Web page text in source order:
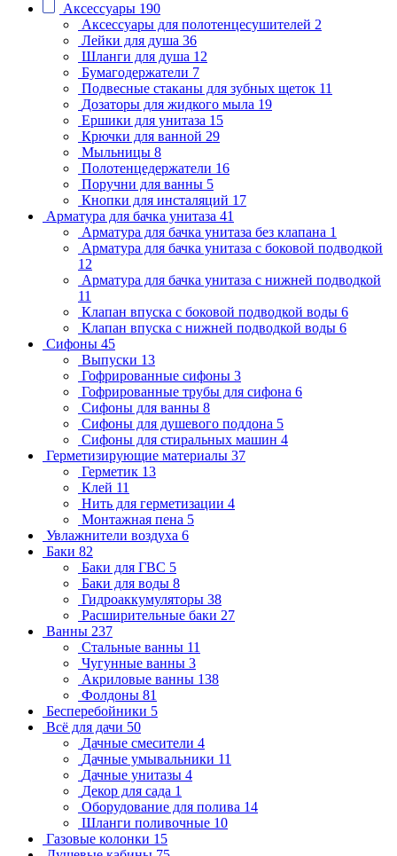
Аксессуары 190
Аксессуары для полотенцесушителей 2
Лейки для душа 36
Шланги для душа 12
Бумагодержатели 7
Подвесные стаканы для зубных щеток 11
Дозаторы для жидкого мыла 19
Ершики для унитаза 15
Крючки для ванной 29
Мыльницы 8
Полотенцедержатели 16
Поручни для ванны 5
Кнопки для инсталяций 17
Арматура для бачка унитаза 41
Арматура для бачка унитаза без клапана 1
Арматура для бачка унитаза с боковой подводкой
12
Арматура для бачка унитаза с нижней подводкой
11
Клапан впуска с боковой подводкой воды 6
Клапан впуска с нижней подводкой воды 6
Сифоны 45
Выпуски 13
Гофрированные сифоны 3
Гофрированные трубы для сифона 6
Сифоны для ванны 8
Сифоны для душевого поддона 5
Сифоны для стиральных машин 4
Герметизирующие материалы 37
Герметик 13
Клей 11
Нить для герметизации 4
Монтажная пена 5
Увлажнители воздуха 6
Баки 82
Баки для ГВС 5
Баки для воды 8
Гидроаккумуляторы 38
Расширительные баки 27
Ванны 237
Стальные ванны 11
Чугунные ванны 3
Акриловые ванны 138
Фолдоны 81
Бесперебойники 5
Всё для дачи 50
Дачные смесители 4
Дачные умывальники 11
Дачные унитазы 4
Декор для сада 1
Оборудование для полива 14
Шланги поливочные 10
Газовые колонки 15